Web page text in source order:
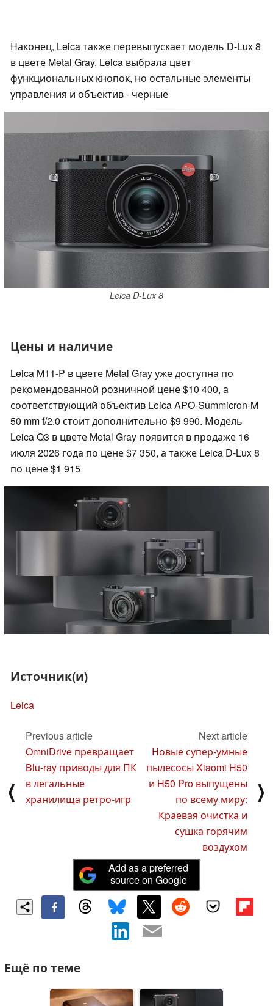
Наконец, Leica также перевыпускает модель D-Lux 8
в цвете Metal Gray. Leica выбрала цвет
функциональных кнопок, но остальные элементы
управления и объектив - черные
Leica D-Lux 8
Цены и наличие
Leica M11-P в цвете Metal Gray уже доступна по
рекомендованной розничной цене $10 400, а
соответствующий объектив Leica APO-Summicron-M
50 mm f/2.0 стоит дополнительно $9 990. Модель
Leica Q3 в цвете Metal Gray появится в продаже 16
июля 2026 года по цене $7 350, а также Leica D-Lux 8
по цене $1 915
Источник(и)
Leica
⟨
Previous article
OmniDrive превращает
Blu-ray приводы для ПК
в легальные
хранилища ретро-игр
Next article
Новые супер-умные
пылесосы Xiaomi H50
и H50 Pro выпущены
по всему миру:
Краевая очистка и
сушка горячим
воздухом
⟩
Add as a preferred
source on Google
Ещё по теме